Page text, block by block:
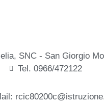
SNC - San Giorgio
Tel. 0966/472122